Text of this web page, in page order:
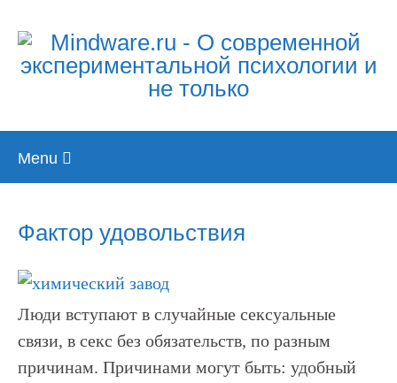
Menu
Фактор удовольствия
Люди вступают в случайные сексуальные
связи, в секс без обязательств, по разным
причинам. Причинами могут быть: удобный